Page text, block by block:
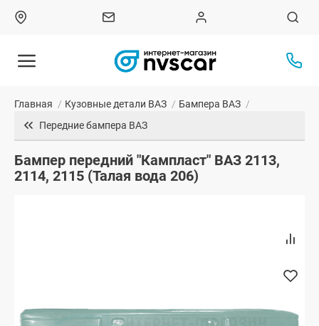
Главная / Кузовные детали ВАЗ / Бампера ВАЗ /
Передние бампера ВАЗ
Бампер передний "Кампласт" ВАЗ 2113,
2114, 2115 (Талая вода 206)